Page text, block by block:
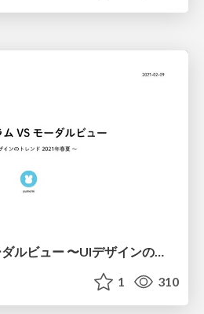
マルチカラム VS モーダルビュー 〜UIデザインのトレンド 2021年春夏〜
1 310